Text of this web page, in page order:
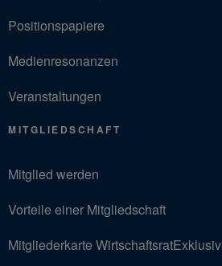
Positionspapiere
Medienresonanzen
Veranstaltungen
MITGLIEDSCHAFT
Mitglied werden
Vorteile einer Mitgliedschaft
Mitgliederkarte WirtschaftsratExklusiv